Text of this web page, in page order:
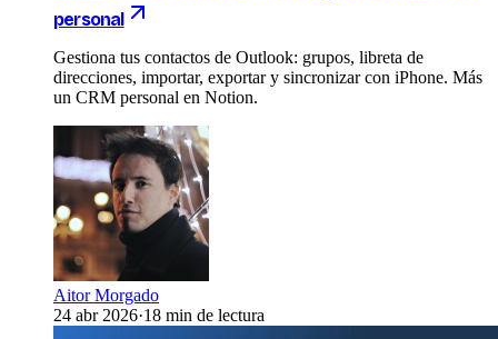
personal
Gestiona tus contactos de Outlook: grupos, libreta de
direcciones, importar, exportar y sincronizar con iPhone. Más
un CRM personal en Notion.
Aitor Morgado
24 abr 2026·18 min de lectura